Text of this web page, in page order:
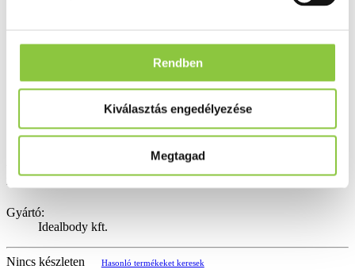
Rendben
Kiválasztás engedélyezése
Megtagad
könnyebben érd el az álomalakot!
Gyártó:
Idealbody kft.
Nincs készleten Hasonló termékeket keresek